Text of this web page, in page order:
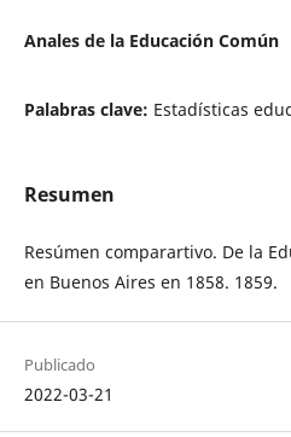
Anales de la Educación Común
Palabras clave: Estadísticas
Resumen
Resúmen comparartivo. De la
en Buenos Aires en 1858. 1859.
Publicado
2022-03-21